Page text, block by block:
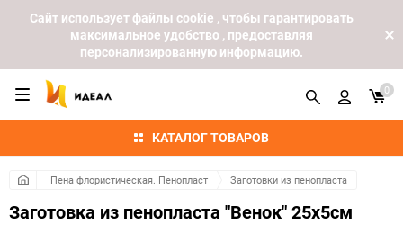
Cайт использует файлы cookie , чтобы гарантировать
максимальное удобство , предоставляя
персонализированную информацию.
КАТАЛОГ ТОВАРОВ
0
Пена флористическая. Пенопласт Заготовки из пенопласта
Заготовка из пенопласта "Венок" 25х5см